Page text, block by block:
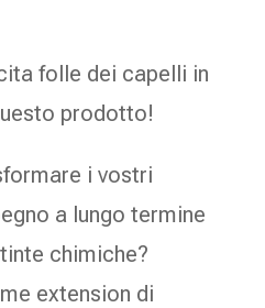
folle dei capelli in
prodotto!
i vostri
a lungo termine
chimiche?
extension di